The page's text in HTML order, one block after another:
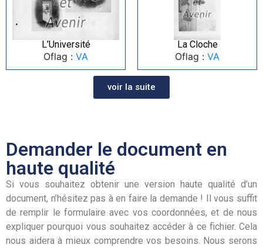
L’Université
Oflag : VA
La Cloche
Oflag : VA
voir la suite
Demander le document en
haute qualité
Si vous souhaitez obtenir une version haute qualité d’un
document, n’hésitez pas à en faire la demande ! Il vous suffit
de remplir le formulaire avec vos coordonnées, et de nous
expliquer pourquoi vous souhaitez accéder à ce fichier. Cela
nous aidera à mieux comprendre vos besoins. Nous serons